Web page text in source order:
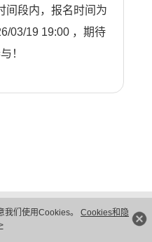
我们使用Cookies。 Cookies和隐
间段内，报名时间为
03/19 19:00 ，期待
！
法律声明